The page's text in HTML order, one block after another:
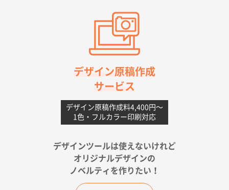
【ポリ】特別ご注文ページ1000枚
2026年06月08日 17:38
対応の速さ、丁寧さ、提案など
不織布フラットバッグ（A4縦サイズ）1000枚
2026年05月25日 15:10
が決め手です
佐賀県A社様
デザイン原稿作成
サービス
デザイン原稿作成料4,400円〜
1色・フルカラー印刷対応
デザインツールは使えないけれど
オリジナルデザインの
ノベルティを作りたい！